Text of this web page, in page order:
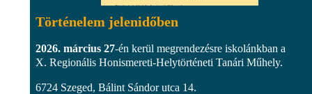
Történelem jelenidőben
2026. március 27-én kerül megrendezésre iskolánkban a
X. Regionális Honismereti-Helytörténeti Tanári Műhely.
6724 Szeged, Bálint Sándor utca 14.